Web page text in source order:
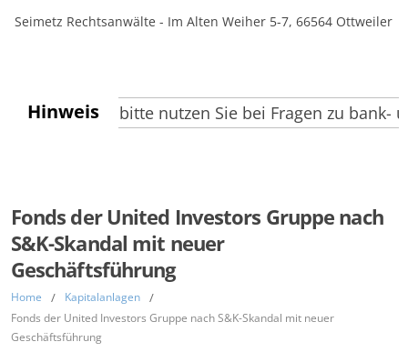
Seimetz Rechtsanwälte - Im Alten Weiher 5-7, 66564 Ottweiler
Hinweisbitte nutzen Sie bei Fragen zu bank-
Fonds der United Investors Gruppe nach
S&K-Skandal mit neuer
Geschäftsführung
Home / Kapitalanlagen /
Fonds der United Investors Gruppe nach S&K-Skandal mit neuer
Geschäftsführung